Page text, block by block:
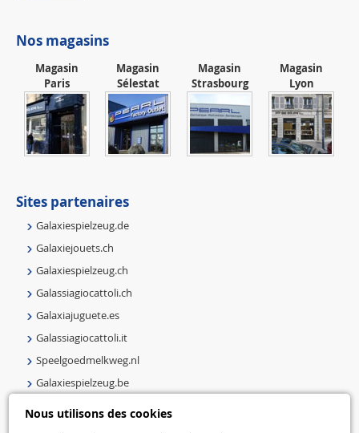
Nous utilisons des cookies
Nos magasins
Magasin
Paris
Magasin
Sélestat
Magasin
Strasbourg
Magasin
Lyon
Sites partenaires
Galaxiespielzeug.de
Galaxiejouets.ch
Galaxiespielzeug.ch
Galassiagiocattoli.ch
Galaxiajuguete.es
Galassiagiocattoli.it
Speelgoedmelkweg.nl
Galaxiespielzeug.be